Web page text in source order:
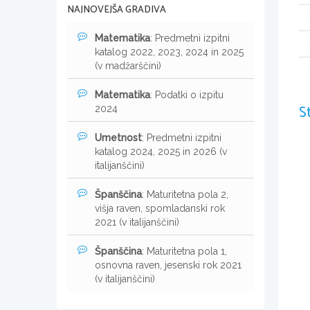
NAJNOVEJŠA GRADIVA
Matematika: Predmetni izpitni
katalog 2022, 2023, 2024 in 2025
(v madžarščini)
Matematika: Podatki o izpitu
2024
Umetnost: Predmetni izpitni
katalog 2024, 2025 in 2026 (v
italijanščini)
Španščina: Maturitetna pola 2,
višja raven, spomladanski rok
2021 (v italijanščini)
Španščina: Maturitetna pola 1,
osnovna raven, jesenski rok 2021
(v italijanščini)